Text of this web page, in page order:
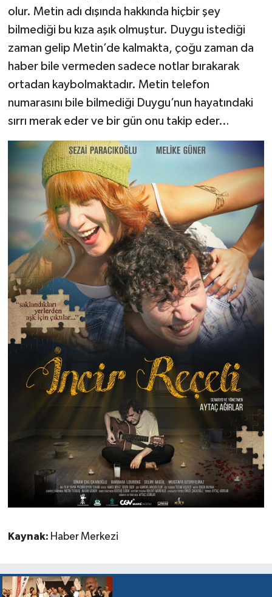
olur. Metin adı dışında hakkında hiçbir şey
bilmediği bu kıza aşık olmuştur. Duygu istediği
zaman gelip Metin’de kalmakta, çoğu zaman da
haber bile vermeden sadece notlar bırakarak
ortadan kaybolmaktadır. Metin telefon
numarasını bile bilmediği Duygu’nun hayatındaki
sırrı merak eder ve bir gün onu takip eder…
Kaynak: Haber Merkezi